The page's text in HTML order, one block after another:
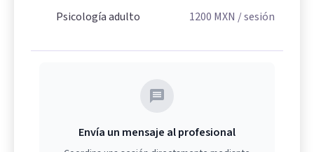
Psicología adulto
1200 MXN / sesión
Envía un mensaje al profesional